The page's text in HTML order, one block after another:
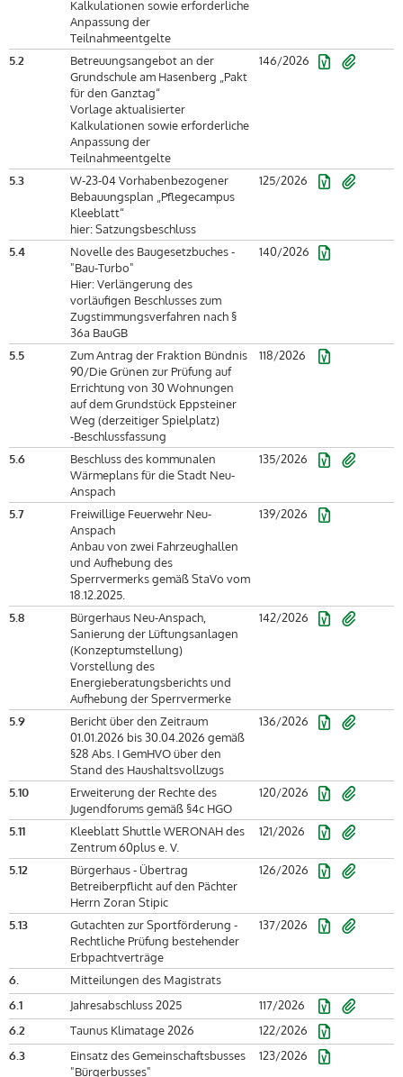
Kalkulationen sowie erforderliche
Anpassung der
Teilnahmeentgelte
5.2
Betreuungsangebot an der
Grundschule am Hasenberg „Pakt
für den Ganztag“
Vorlage aktualisierter
Kalkulationen sowie erforderliche
Anpassung der
Teilnahmeentgelte
146/2026
5.3
W-23-04 Vorhabenbezogener
Bebauungsplan „Pflegecampus
Kleeblatt“
hier: Satzungsbeschluss
125/2026
5.4
Novelle des Baugesetzbuches -
"Bau-Turbo"
Hier: Verlängerung des
vorläufigen Beschlusses zum
Zugstimmungsverfahren nach §
36a BauGB
140/2026
5.5
Zum Antrag der Fraktion Bündnis
90/Die Grünen zur Prüfung auf
Errichtung von 30 Wohnungen
auf dem Grundstück Eppsteiner
Weg (derzeitiger Spielplatz)
-Beschlussfassung
118/2026
5.6
Beschluss des kommunalen
Wärmeplans für die Stadt Neu-
Anspach
135/2026
5.7
Freiwillige Feuerwehr Neu-
Anspach
Anbau von zwei Fahrzeughallen
und Aufhebung des
Sperrvermerks gemäß StaVo vom
18.12.2025.
139/2026
5.8
Bürgerhaus Neu-Anspach,
Sanierung der Lüftungsanlagen
(Konzeptumstellung)
Vorstellung des
Energieberatungsberichts und
Aufhebung der Sperrvermerke
142/2026
5.9
Bericht über den Zeitraum
01.01.2026 bis 30.04.2026 gemäß
§28 Abs. I GemHVO über den
Stand des Haushaltsvollzugs
136/2026
5.10
Erweiterung der Rechte des
Jugendforums gemäß §4c HGO
120/2026
5.11
Kleeblatt Shuttle WERONAH des
Zentrum 60plus e. V.
121/2026
5.12
Bürgerhaus - Übertrag
Betreiberpflicht auf den Pächter
Herrn Zoran Stipic
126/2026
5.13
Gutachten zur Sportförderung -
Rechtliche Prüfung bestehender
Erbpachtverträge
137/2026
6.
Mitteilungen des Magistrats
6.1
Jahresabschluss 2025
117/2026
6.2
Taunus Klimatage 2026
122/2026
6.3
Einsatz des Gemeinschaftsbusses
"Bürgerbusses"
123/2026